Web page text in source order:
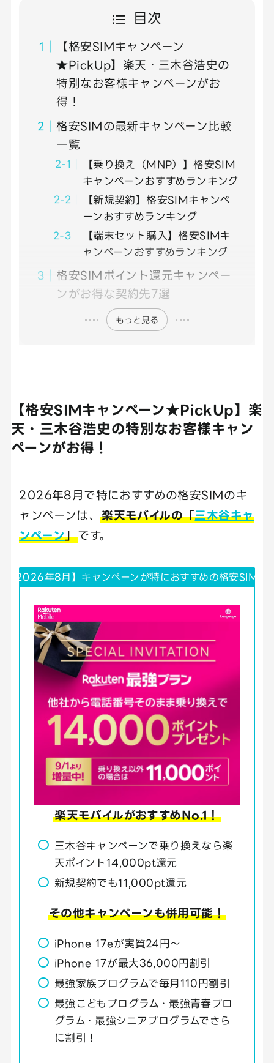
目次
【格安SIMキャンペーン
★PickUp】楽天・三木谷浩史の
特別なお客様キャンペーンがお
得！
格安SIMの最新キャンペーン比較
一覧
【乗り換え（MNP）】格安SIM
キャンペーンおすすめランキング
【新規契約】格安SIMキャンペ
ーンおすすめランキング
【端末セット購入】格安SIMキ
ャンペーンおすすめランキング
格安SIMポイント還元キャンペー
ンがお得な契約先7選
もっと見る
【格安SIMキャンペーン★PickUp】楽
天・三木谷浩史の特別なお客様キャン
ペーンがお得！
2026年8月で特におすすめの格安SIMのキ
ャンペーンは、楽天モバイルの「三木谷キャ
ンペーン」です。
【2026年8月】キャンペーンが特におすすめの格安SIM！
楽天モバイルがおすすめNo.1！
三木谷キャンペーンで乗り換えなら楽
天ポイント14,000pt還元
新規契約でも11,000pt還元
その他キャンペーンも併用可能！
iPhone 17eが実質24円～
iPhone 17が最大36,000円割引
最強家族プログラムで毎月110円割引
最強こどもプログラム・最強青春プロ
グラム・最強シニアプログラムでさら
に割引！